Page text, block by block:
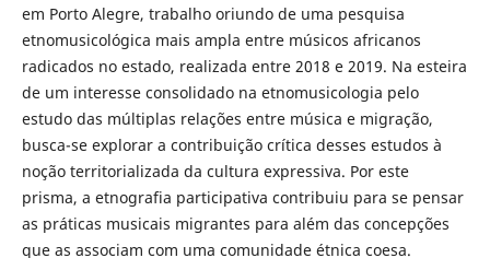
em Porto Alegre, trabalho oriundo de uma pesquisa
etnomusicológica mais ampla entre músicos africanos
radicados no estado, realizada entre 2018 e 2019. Na esteira
de um interesse consolidado na etnomusicologia pelo
estudo das múltiplas relações entre música e migração,
busca-se explorar a contribuição crítica desses estudos à
noção territorializada da cultura expressiva. Por este
prisma, a etnografia participativa contribuiu para se pensar
as práticas musicais migrantes para além das concepções
que as associam com uma comunidade étnica coesa.